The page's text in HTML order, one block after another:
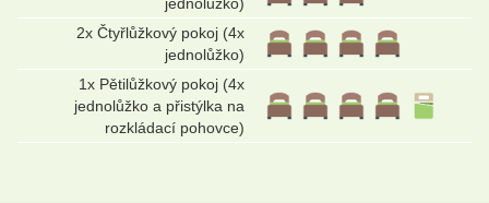
2x Čtyřlůžkový pokoj (4x
jednolůžko)
1x Pětilůžkový pokoj (4x
jednolůžko a přistýlka na
rozkládací pohovce)